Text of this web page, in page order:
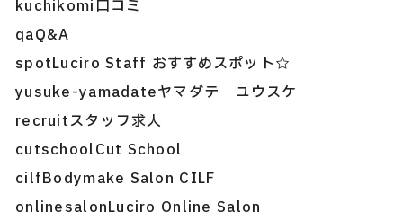
kuchikomi 口コミ
qaQ&A
spotLuciro Staff おすすめスポット☆
yusuke-yamadateヤマダテ ユウスケ
recruitスタッフ求人
cutschoolCut School
cilfBodymake Salon CILF
onlinesalonLuciro Online Salon